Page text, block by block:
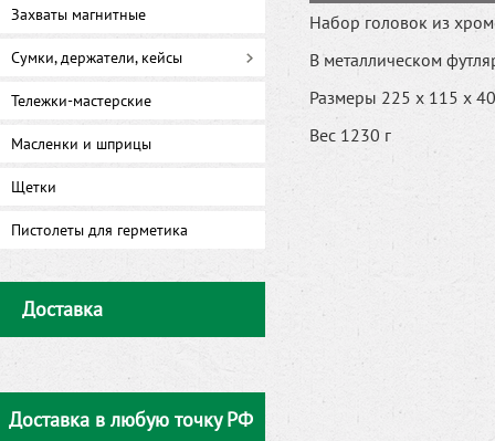
Захваты магнитные
Сумки, держатели, кейсы
Тележки-мастерские
Масленки и шприцы
Щетки
Пистолеты для герметика
Доставка
Доставка в любую точку РФ
Набор головок из
В металлическом
Размеры 225 x 115 x
Вес 1230 г